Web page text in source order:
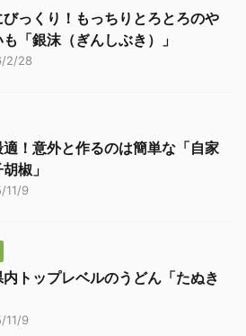
っくり！もっちりとろとろのや
も「銀沫（ぎんしぶき）」
2/28
！意外と作るのは簡単な「自家
椒」
11/9
内トップレベルのうどん「たぬき
11/9